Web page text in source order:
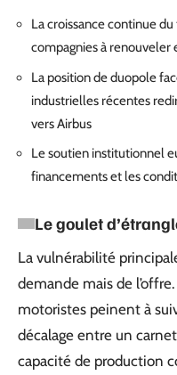
La croissance continue
compagnies à renouveler
La position de duopole
industrielles récentes
vers Airbus
Le soutien institutionnel
financements et les
Le goulet
La vulnérabilité
demande mais de
motoristes peinent à
décalage entre un
capacité de production